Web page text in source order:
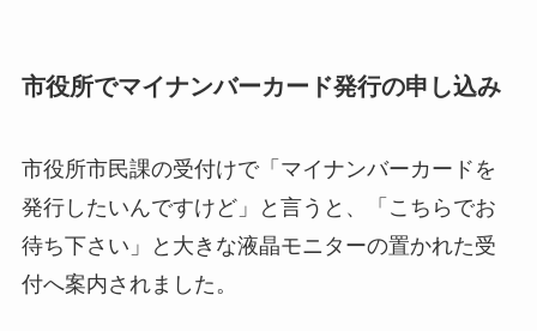
市役所でマイナンバーカード発行の申し込み
市役所市民課の受付けで「マイナンバーカードを
発行したいんですけど」と言うと、「こちらでお
待ち下さい」と大きな液晶モニターの置かれた受
付へ案内されました。